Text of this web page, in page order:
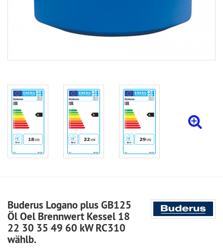
Buderus Logano plus GB125
Öl Oel Brennwert Kessel 18
22 30 35 49 60 kW RC310
wählb.